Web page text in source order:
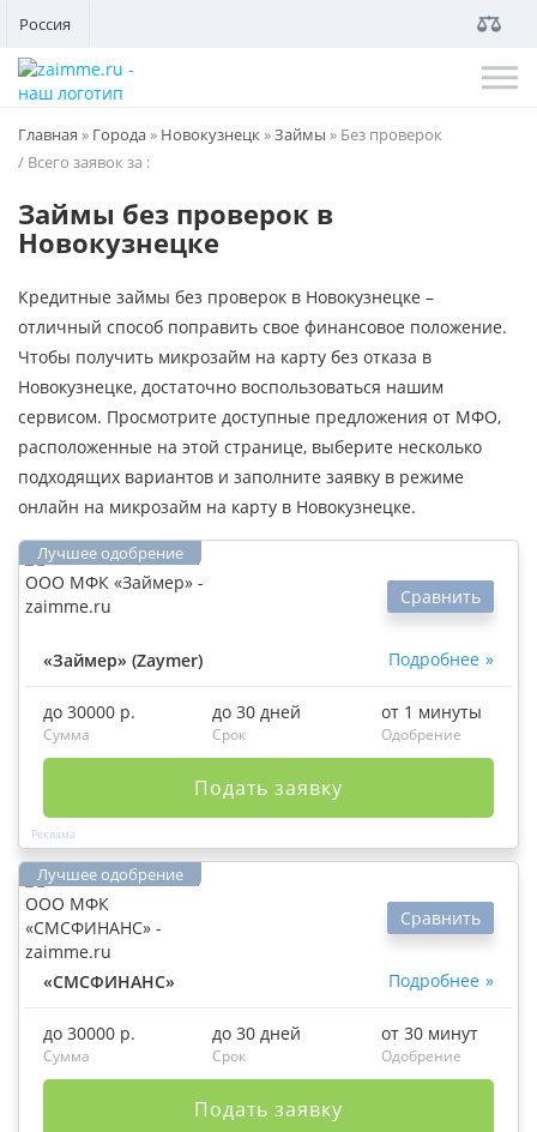
Россия
Главная » Города» Новокузнецк»Займы » Без проверок
/ Всего заявок за :
Займы без проверок в
Новокузнецке
Кредитные займы без проверок в Новокузнецке –
отличный способ поправить свое финансовое положение.
Чтобы получить микрозайм на карту без отказа в
Новокузнецке, достаточно воспользоваться нашим
сервисом. Просмотрите доступные предложения от МФО,
расположенные на этой странице, выберите несколько
подходящих вариантов и заполните заявку в режиме
онлайн на микрозайм на карту в Новокузнецке.
«Займер» (Zaymer) Подробнее
Сравнить
до 30000 р.
Сумма
до 30 дней
Срок
от 1 минуты
Одобрение
Подать заявку
«СМСФИНАНС» Подробнее
Сравнить
до 30000 р.
Сумма
до 30 дней
Срок
от 30 минут
Одобрение
Подать заявку